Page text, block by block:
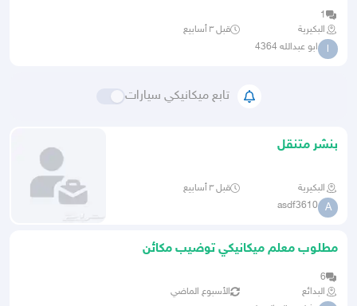
1
البكيرية
قبل ٣ أسابيع
ا ابو عبدالله 4364
تابع ميكانيكي سيارات
بنشر متنقل
البكيرية قبل ٣ أسابيع
A
asdf3610
مطلوب معلم ميكانيكي توضيب مكائن
6
البدائع
الأسبوع الماضي